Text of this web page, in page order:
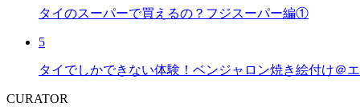
タイのスーパーで買えるの？フジスーパー編①
5
タイでしかできない体験！ベンジャロン焼き絵付け＠
CURATOR